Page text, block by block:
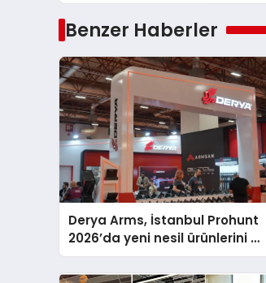
Benzer Haberler
Derya Arms, İstanbul Prohunt
2026’da yeni nesil ürünlerini ve
global marka vizyonunu
sergiledi